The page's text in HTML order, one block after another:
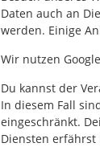
Daten auch an
werden. Einige
Wir nutzen
Du kannst der
In diesem Fall
eingeschränkt.
Diensten erfährst